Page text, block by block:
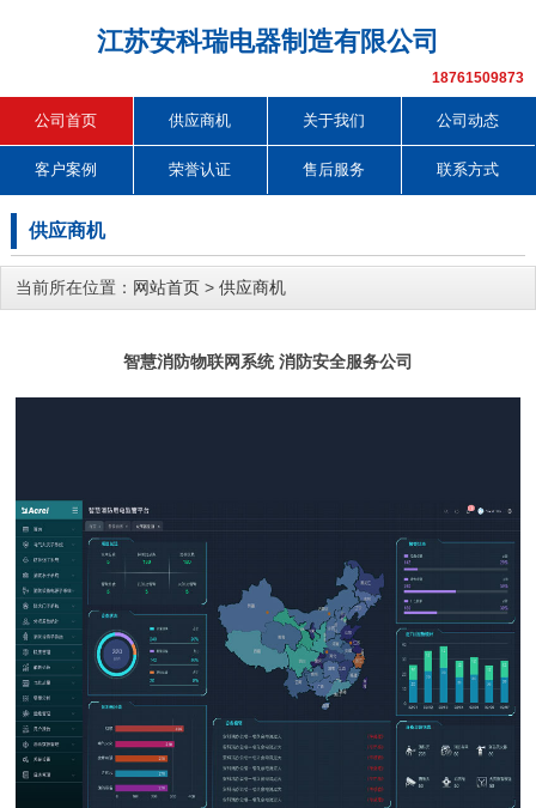
江苏安科瑞电器制造有限公司
18761509873
公司首页 供应商机 关于我们 公司动态
客户案例 荣誉认证 售后服务 联系方式
供应商机
当前所在位置： 网站首页 > 供应商机
智慧消防物联网系统 消防安全服务公司